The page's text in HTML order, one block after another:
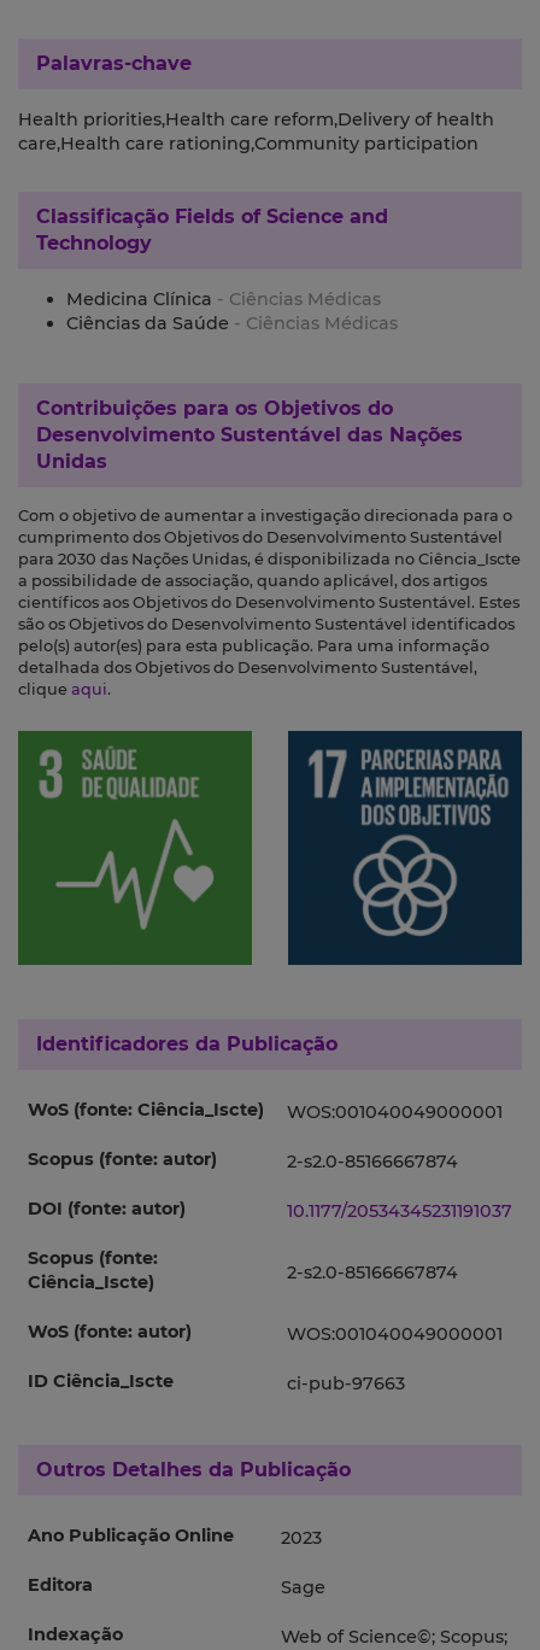
Palavras-chave
Health priorities,Health care reform,Delivery of health
care,Health care rationing,Community participation
Classificação Fields of Science and
Technology
Medicina Clínica - Ciências Médicas
Ciências da Saúde - Ciências Médicas
Contribuições para os Objetivos do
Desenvolvimento Sustentável das Nações
Unidas
Com o objetivo de aumentar a investigação direcionada para o
cumprimento dos Objetivos do Desenvolvimento Sustentável
para 2030 das Nações Unidas, é disponibilizada no Ciência_Iscte
a possibilidade de associação, quando aplicável, dos artigos
científicos aos Objetivos do Desenvolvimento Sustentável. Estes
são os Objetivos do Desenvolvimento Sustentável identificados
pelo(s) autor(es) para esta publicação. Para uma informação
detalhada dos Objetivos do Desenvolvimento Sustentável,
clique aqui.
Identificadores da Publicação
WoS (fonte: Ciência_Iscte) WOS:001040049000001
Scopus (fonte: autor) 2-s2.0-85166667874
DOI (fonte: autor) 10.1177/20534345231191037
Scopus (fonte:
Ciência_Iscte)
2-s2.0-85166667874
WoS (fonte: autor) WOS:001040049000001
ID Ciência_Iscte ci-pub-97663
Outros Detalhes da Publicação
Ano Publicação Online 2023
Editora Sage
Indexação Web of Science©; Scopus;